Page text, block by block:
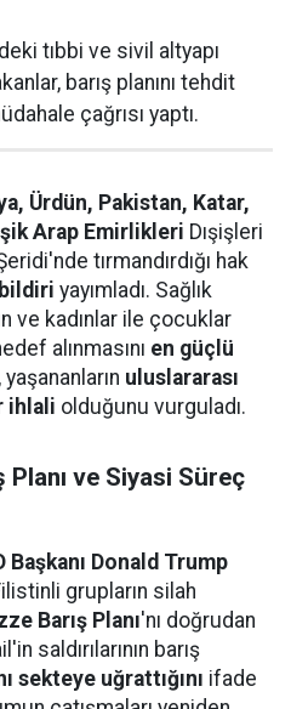
tıbbi ve sivil altyapı
barış planını tehdit
çağrısı yaptı.
Ürdün, Pakistan, Katar,
Arap Emirlikleri Dışişleri
tırmandırdığı hak
yayımladı. Sağlık
ve kadınlar ile çocuklar
alınmasını en güçlü
uluslararası
ihlali olduğunu vurguladı.
Planı ve Siyasi Süreç
Başkanı Donald Trump
grupların silah
Barış Planı'nı doğrudan
saldırılarının barış
sekteye uğrattığını ifade